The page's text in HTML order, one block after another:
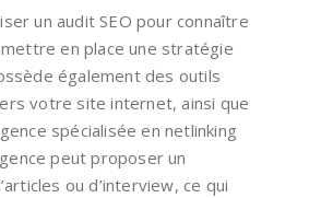
un audit SEO pour connaître
en place une stratégie
également des outils
votre site internet, ainsi que
spécialisée en netlinking
peut proposer un
ou d’interview, ce qui